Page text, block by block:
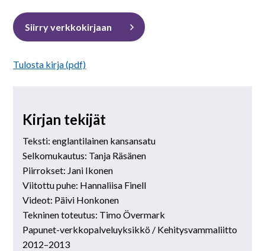
Siirry verkkokirjaan
Tulosta kirja (pdf)
Kirjan tekijät
Teksti: englantilainen kansansatu
Selkomukautus: Tanja Räsänen
Piirrokset: Jani Ikonen
Viitottu puhe: Hannaliisa Finell
Videot: Päivi Honkonen
Tekninen toteutus: Timo Övermark
Papunet-verkkopalveluyksikkö / Kehitysvammaliitto
2012–2013